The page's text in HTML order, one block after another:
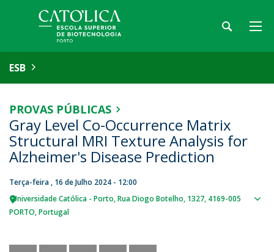
ESB
PROVAS PÚBLICAS
Gray Level Co-Occurrence Matrix
Structural MRI Texture Analysis for
Alzheimer's Disease Prediction
Terça-feira , 16 de Julho 2024 - 12:00
Universidade Católica - Porto Rua Diogo Botelho, 1327 4169-005
PORTO Portugal